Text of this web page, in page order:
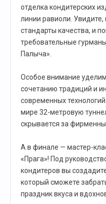
отделка кондитерских
линии равиоли. Увидите,
стандарты качества, и
требовательные
Палыча».
Особое внимание
сочетанию традиций и
современных
мире 32-метровую
скрывается за
А в финале — мастер-
«Прага»! Под
кондитеров вы
который сможете
праздник вкуса и